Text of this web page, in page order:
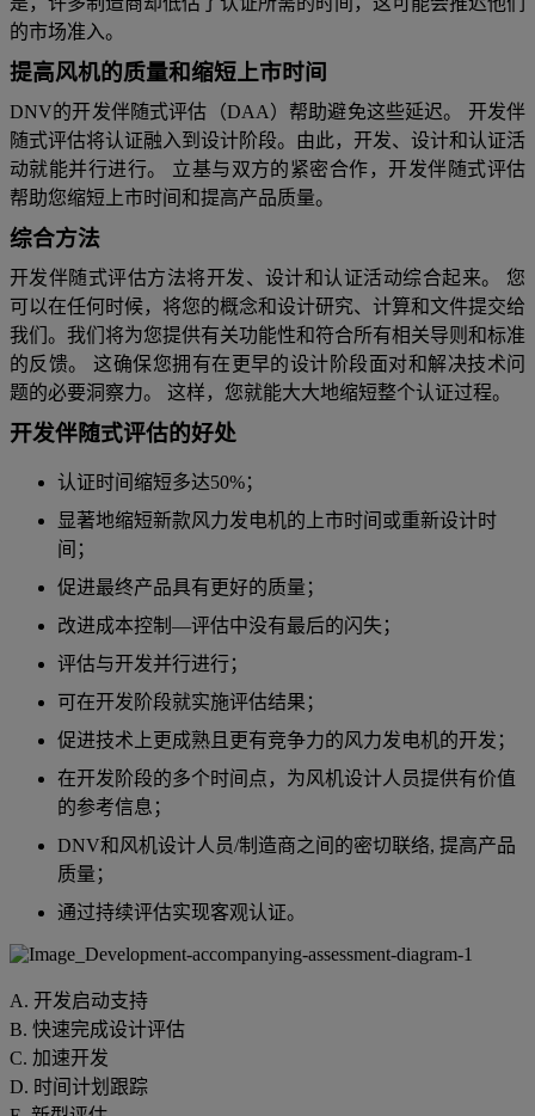
的市场准入。
提高风机的质量和缩短上市时间
DNV的开发伴随式评估（DAA）帮助避免这些延迟。 开发伴
随式评估将认证融入到设计阶段。由此，开发、设计和认证活
动就能并行进行。 立基与双方的紧密合作，开发伴随式评估
帮助您缩短上市时间和提高产品质量。
综合方法
开发伴随式评估方法将开发、设计和认证活动综合起来。 您
可以在任何时候，将您的概念和设计研究、计算和文件提交给
我们。我们将为您提供有关功能性和符合所有相关导则和标准
的反馈。 这确保您拥有在更早的设计阶段面对和解决技术问
题的必要洞察力。 这样，您就能大大地缩短整个认证过程。
开发伴随式评估的好处
认证时间缩短多达50%；
显著地缩短新款风力发电机的上市时间或重新设计时
间；
促进最终产品具有更好的质量；
改进成本控制—评估中没有最后的闪失；
评估与开发并行进行；
可在开发阶段就实施评估结果；
促进技术上更成熟且更有竞争力的风力发电机的开发；
在开发阶段的多个时间点，为风机设计人员提供有价值
的参考信息；
DNV和风机设计人员/制造商之间的密切联络, 提高产品
质量；
通过持续评估实现客观认证。
A. 开发启动支持
B. 快速完成设计评估
C. 加速开发
D. 时间计划跟踪